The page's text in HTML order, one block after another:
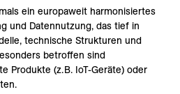
ein europaweit harmonisiertes
und Datennutzung, das tief in
technische Strukturen und
betroffen sind
Produkte (z. B. IoT-Geräte) oder